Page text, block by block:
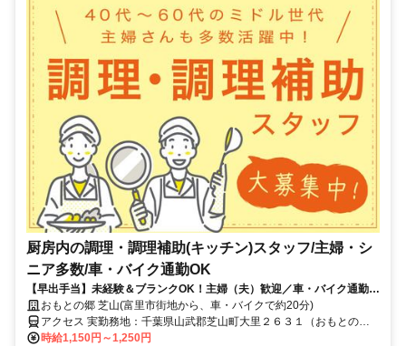
厨房内の調理・調理補助(キッチン)スタッフ/主婦・シ
ニア多数/車・バイク通勤OK
【早出手当】未経験＆ブランクOK！主婦（夫）歓迎／車・バイク通勤可
（ガソリン代規定支給／駐車場完備）
おもとの郷 芝山(富里市街地から、車・バイクで約20分)
アクセス 実勤務地：千葉県山武郡芝山町大里２６３１（おもとの郷
芝山／富里市街地から、車・バイクで約20分）
時給1,150円～1,250円